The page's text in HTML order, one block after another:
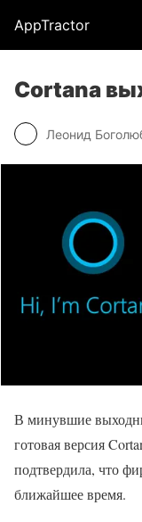
AppTractor
Cortana
Леонид
В минувшие
готовая версия
подтвердила, что
ближайшее время.